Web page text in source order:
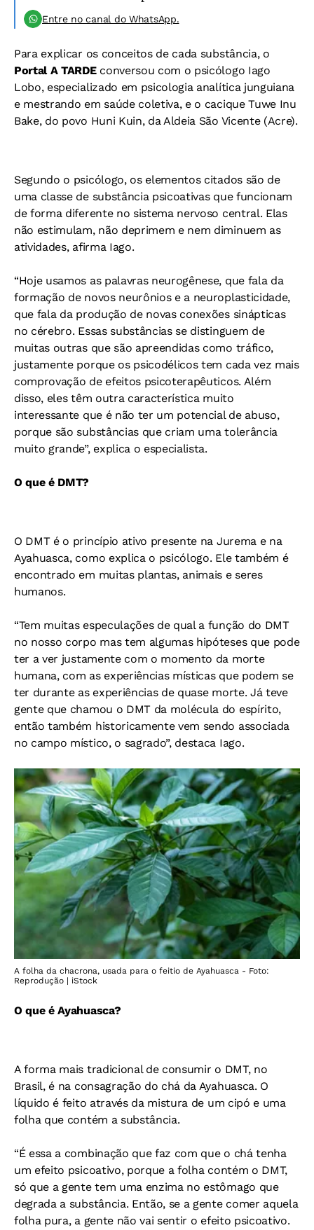
Entre no canal do WhatsApp.
Para explicar os conceitos de cada substância, o
Portal A TARDEconversou com o psicólogo Iago
Lobo, especializado em psicologia analítica junguiana
e mestrando em saúde coletiva, e o cacique Tuwe Inu
Bake, do povo Huni Kuin, da Aldeia São Vicente (Acre).
Segundo o psicólogo, os elementos citados são de
uma classe de substância psicoativas que funcionam
de forma diferente no sistema nervoso central. Elas
não estimulam, não deprimem e nem diminuem as
atividades, afirma Iago.
“Hoje usamos as palavras neurogênese, que fala da
formação de novos neurônios e a neuroplasticidade,
que fala da produção de novas conexões sinápticas
no cérebro. Essas substâncias se distinguem de
muitas outras que são apreendidas como tráfico,
justamente porque os psicodélicos tem cada vez mais
comprovação de efeitos psicoterapêuticos. Além
disso, eles têm outra característica muito
interessante que é não ter um potencial de abuso,
porque são substâncias que criam uma tolerância
muito grande”, explica o especialista.
O que é DMT?
O DMT é o princípio ativo presente na Jurema e na
Ayahuasca, como explica o psicólogo. Ele também é
encontrado em muitas plantas, animais e seres
humanos.
“Tem muitas especulações de qual a função do DMT
no nosso corpo mas tem algumas hipóteses que pode
ter a ver justamente com o momento da morte
humana, com as experiências místicas que podem se
ter durante as experiências de quase morte. Já teve
gente que chamou o DMT da molécula do espírito,
então também historicamente vem sendo associada
no campo místico, o sagrado”, destaca Iago.
A folha da chacrona, usada para o feitio de Ayahuasca - Foto:
Reprodução | iStock
O que é Ayahuasca?
A forma mais tradicional de consumir o DMT, no
Brasil, é na consagração do chá da Ayahuasca. O
líquido é feito através da mistura de um cipó e uma
folha que contém a substância.
“É essa a combinação que faz com que o chá tenha
um efeito psicoativo, porque a folha contém o DMT,
só que a gente tem uma enzima no estômago que
degrada a substância. Então, se a gente comer aquela
folha pura, a gente não vai sentir o efeito psicoativo.